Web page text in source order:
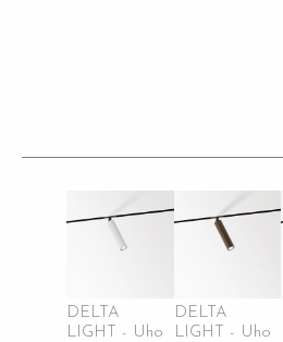
DELTA
LIGHT - Uho
DELTA
LIGHT - Uho